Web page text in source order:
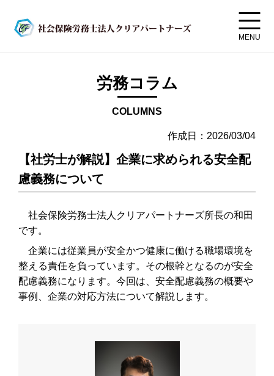
MENU
労務コラム
COLUMNS
作成日：2026/03/04
【社労士が解説】企業に求められる安全配
慮義務について
社会保険労務士法人クリアパートナーズ所長の和田
です。
企業には従業員が安全かつ健康に働ける職場環境を
整える責任を負っています。その根幹となるのが安全
配慮義務になります。今回は、安全配慮義務の概要や
事例、企業の対応方法について解説します。